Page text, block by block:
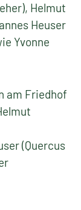
Helmut
Heuser
Yvonne
am Friedhof
(Quercus